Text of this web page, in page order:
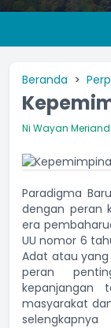
Beranda
Ni Wayan
Paradigma
dengan peran
era
UU nomor 6
Adat atau
peran
kepanjangan
masyarakat
selengkapnya